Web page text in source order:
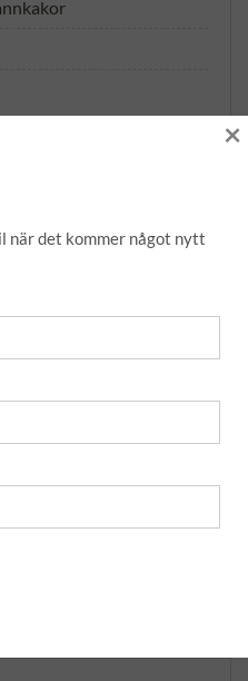
när det kommer något nytt
×